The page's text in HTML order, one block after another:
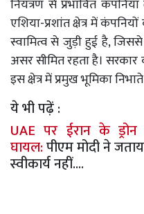
नियंत्रण से प्रभावित
एशिया-प्रशांत क्षेत्र में
स्वामित्व से जुड़ी हुई है,
असर सीमित रहता है। सरकार
इस क्षेत्र में प्रमुख भूमिका
ये भी पढ़ें :
UAE पर ईरान के
घायल:पीएम मोदी ने
स्वीकार्य नहीं....